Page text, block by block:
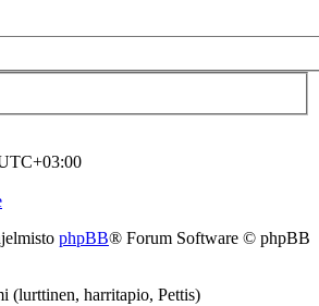
phpBB® Forum Software © phpBB
(lurttinen, harritapio, Pettis)